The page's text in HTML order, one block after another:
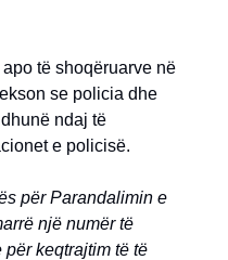
të shoqëruarve në
se policia dhe
ndaj të
e policisë.
për Parandalimin e
një numër të
keqtrajtim të të